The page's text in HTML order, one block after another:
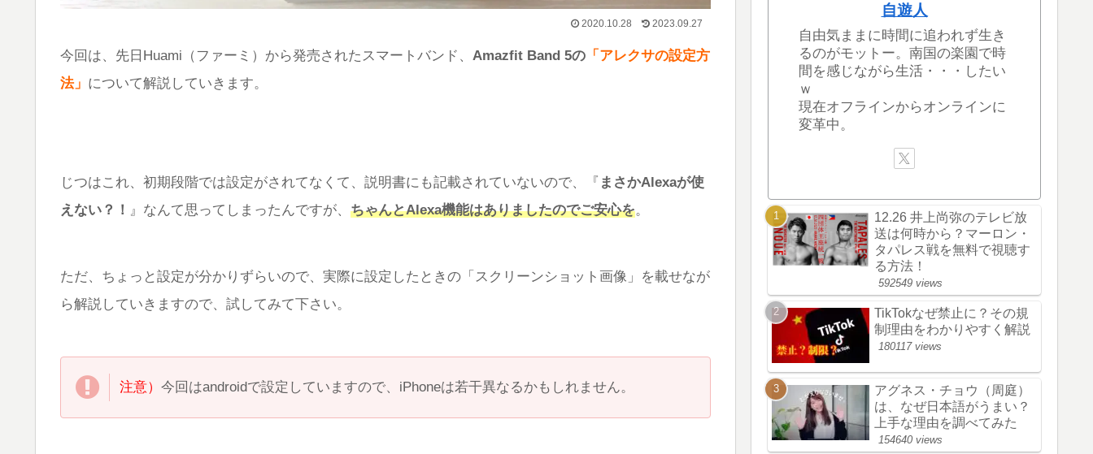
2020.10.28 2023.09.27
今回は、先日Huami（ファーミ）から発売されたスマートバンド、 Amazfit Band 5の 「 アレクサの設定方
法」 について解説していきます。
じつはこれ、初期段階では設定がされてなくて、説明書にも記載されていないので、『 まさかAlexaが使
えない？！ 』なんて思ってしまったんですが、 ちゃんとAlexa機能はありましたのでご安心を。
ただ、ちょっと設定が分かりずらいので、実際に設定したときの「スクリーンショット画像」を載せなが
ら解説していきますので、試してみて下さい。
注意） 今回はandroidで設定していますので、iPhoneは若干異なるかもしれません。
自遊人
自由気ままに時間に追われず生き
るのがモットー。南国の楽園で時
間を感じながら生活・・・したい
ｗ
現在オフラインからオンラインに
変革中。
12.26 井上尚弥のテレビ放
送は何時から？マーロン・
タパレス戦を無料で視聴す
る方法！
592549 views
TikTokなぜ禁止に？その規
制理由をわかりやすく解説
180117 views
アグネス・チョウ（周庭）
は、なぜ日本語がうまい？
上手な理由を調べてみた
154640 views